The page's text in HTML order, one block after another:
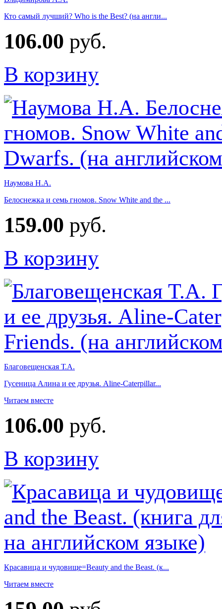
Кто самый лучший? Who is the Best? (на англи...
106.00 руб.
В корзину
Наумова Н.А.
Белоснежка и семь гномов. Snow White and the ...
159.00 руб.
В корзину
Благовещенская Т.А.
Гусеница Алина и ее друзья. Aline-Caterpillar...
Читаем вместе
106.00 руб.
В корзину
Красавица и чудовище=Beauty and the Beast. (к...
Читаем вместе